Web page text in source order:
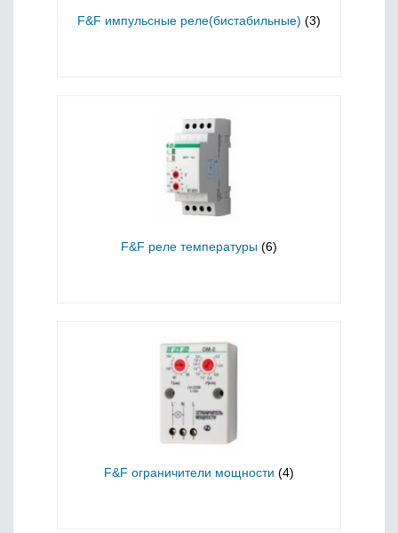
F&F импульсные реле(бистабильные) (3)
F&F реле температуры (6)
F&F ограничители мощности (4)